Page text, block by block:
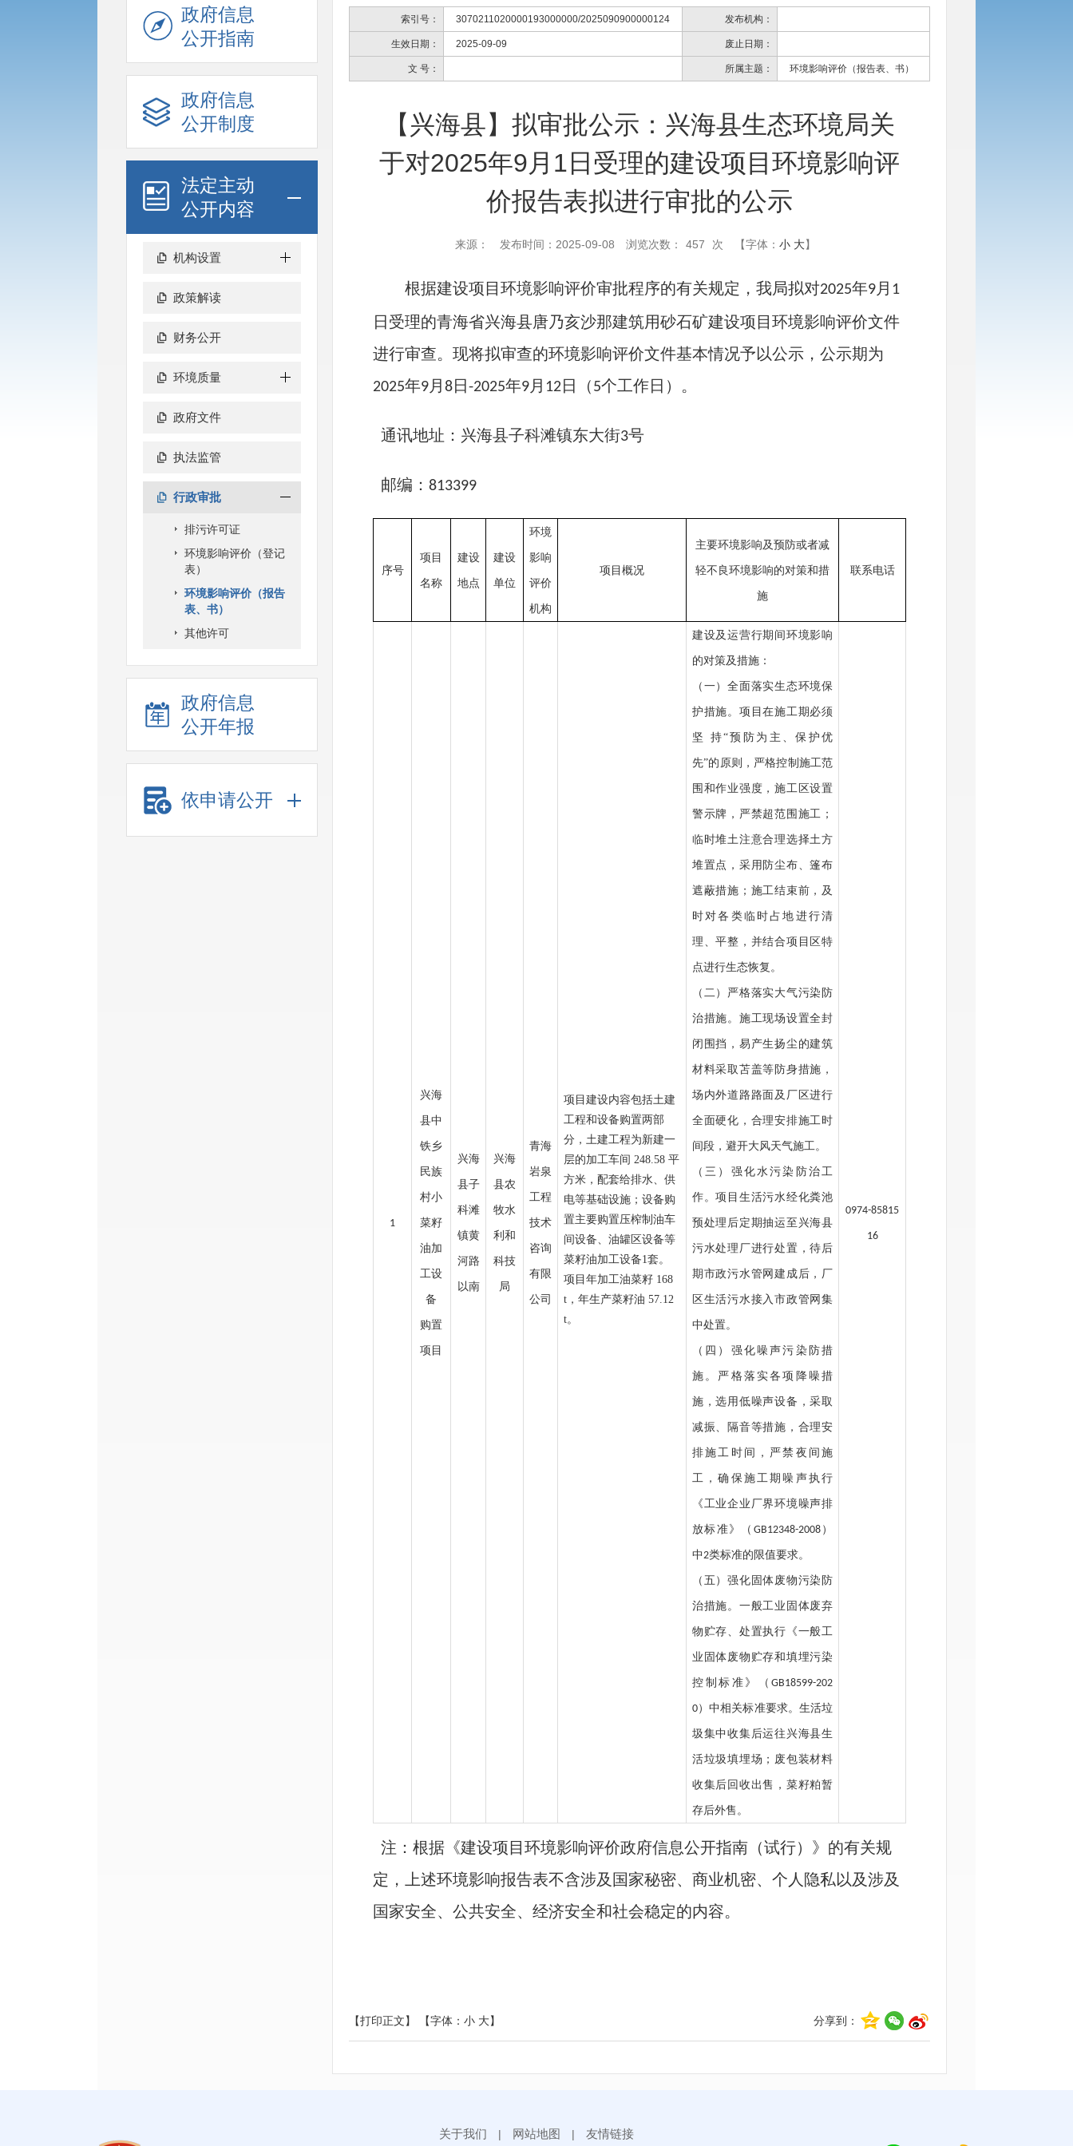
政府信息
公开指南
政府信息
公开制度
法定主动
公开内容
机构设置
政策解读
财务公开
环境质量
政府文件
执法监管
行政审批
排污许可证
环境影响评价（登记
表）
环境影响评价（报告
表、书）
其他许可
政府信息
公开年报
依申请公开
索引号： 3070211020000193000000/2025090900000124 发布机构：
生效日期： 2025-09-09 废止日期：
文 号： 所属主题： 环境影响评价（报告表、书）
【兴海县】拟审批公示：兴海县生态环境局关
于对2025年9月1日受理的建设项目环境影响评
价报告表拟进行审批的公示
来源： 发布时间：2025-09-08 浏览次数： 457 次 【字体： 小 大】
根据建设项目环境影响评价审批程序的有关规定，我局拟对2025年9 月 1
日受理的青海省兴海县唐乃亥沙那建筑用砂石矿建设项目环境影响评价文件
进行审查。现将拟审查的环境影响评价文件基本情况予以公示，公示期为
2025年9 月 8 日 -2025年9 月 12 日（ 5个工作日）。
通讯地址：兴海县子科滩镇东大街3号
邮编： 813399
序号
项目
名称
建设
地点
建设
单位
环境
影响
评价
机构
项目概况
主要环境影响及预防或者减
轻不良环境影响的对策和措
施
联系电话
1
兴海
县中
铁乡
民族
村小
菜籽
油加
工设
备
购置
项目
兴海
县子
科滩
镇黄
河路
以南
兴海
县农
牧水
利和
科技
局
青海
岩泉
工程
技术
咨询
有限
公司
项目建设内容包括土建
工程和设备购置两部
分，土建工程为新建一
层的加工车间 248.58 平
方米，配套给排水、供
电等基础设施；设备购
置主要购置压榨制油车
间设备、油罐区设备等
菜籽油加工设备1套。
项目年加工油菜籽 168
t ，年生产菜籽油 57.12
t。
建设及运营行期间环境影响
的对策及措施：
（一）全面落实生态环境保
护措施。项目在施工期必须
坚 持“预防为主、保护优
先”的原则，严格控制施工范
围和作业强度，施工区设置
警示牌，严禁超范围施工；
临时堆土注意合理选择土方
堆置点，采用防尘布、篷布
遮蔽措施；施工结束前，及
时对各类临时占地进行清
理、平整，并结合项目区特
点进行生态恢复。
（二）严格落实大气污染防
治措施。施工现场设置全封
闭围挡，易产生扬尘的建筑
材料采取苫盖等防身措施，
场内外道路路面及厂区进行
全面硬化，合理安排施工时
间段，避开大风天气施工。
（三）强化水污染防治工
作。项目生活污水经化粪池
预处理后定期抽运至兴海县
污水处理厂进行处置，待后
期市政污水管网建成后，厂
区生活污水接入市政管网集
中处置。
（四）强化噪声污染防措
施。严格落实各项降噪措
施，选用低噪声设备，采取
减振、隔音等措施，合理安
排施工时间，严禁夜间施
工，确保施工期噪声执行
《工业企业厂界环境噪声排
放标准》（ GB12348-2008）
中2类标准的限值要求。
（五）强化固体废物污染防
治措施。一般工业固体废弃
物贮存、处置执行《一般工
业固体废物贮存和填埋污染
控制标准》（ GB18599-202
0）中相关标准要求。生活垃
圾集中收集后运往兴海县生
活垃圾填埋场；废包装材料
收集后回收出售，菜籽粕暂
存后外售。
0974-85815
16
注：根据《建设项目环境影响评价政府信息公开指南（试行）》的有关规
定，上述环境影响报告表不含涉及国家秘密、商业机密、个人隐私以及涉及
国家安全、公共安全、经济安全和社会稳定的内容。
【打印正文】 分享到：
【字体： 小 大】
关于我们 | 网站地图 | 友情链接